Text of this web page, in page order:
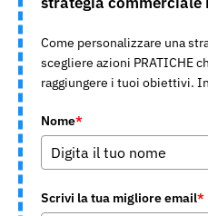
Come personalizzare una
scegliere azioni PRATICHE
raggiungere i tuoi obiettivi.
Nome*
Scrivi la tua migliore email*